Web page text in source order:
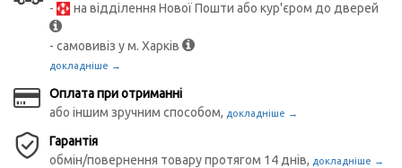
-
на відділення Нової Пошти або кур'єром до дверей
- самовивіз у м. Харків
докладніше →
Оплата при отриманні
або іншим зручним способом, докладніше →
Гарантія
обмін/повернення товару протягом 14 днів, докладніше →